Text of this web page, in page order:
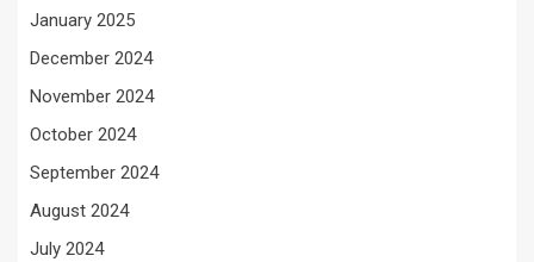
January 2025
December 2024
November 2024
October 2024
September 2024
August 2024
July 2024